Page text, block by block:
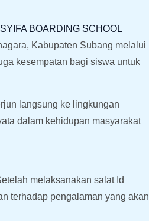
BOARDING SCHOOL
Kabupaten Subang melalui
kesempatan bagi siswa untuk
langsung ke lingkungan
dalam kehidupan masyarakat
melaksanakan salat Id
terhadap pengalaman yang akan